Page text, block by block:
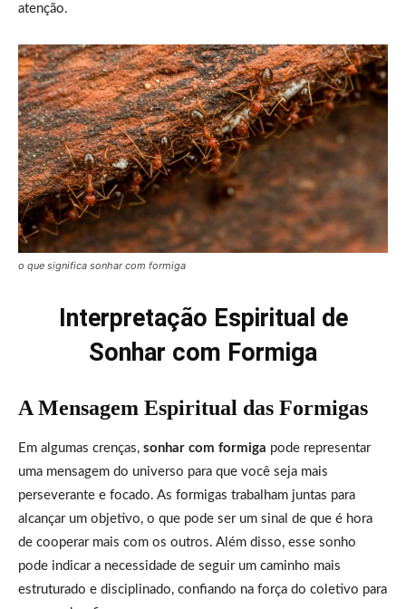
atenção.
o que significa sonhar com formiga
Interpretação Espiritual de
Sonhar com Formiga
A Mensagem Espiritual das Formigas
Em algumas crenças, sonhar com formiga pode representar
uma mensagem do universo para que você seja mais
perseverante e focado. As formigas trabalham juntas para
alcançar um objetivo, o que pode ser um sinal de que é hora
de cooperar mais com os outros. Além disso, esse sonho
pode indicar a necessidade de seguir um caminho mais
estruturado e disciplinado, confiando na força do coletivo para